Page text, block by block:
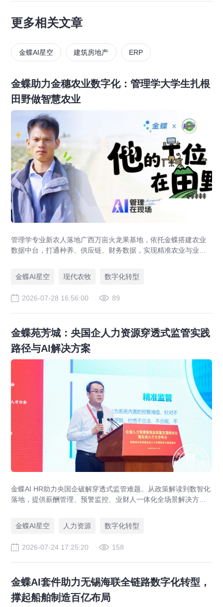
更多相关文章
金蝶AI星空 建筑房地产 ERP
金蝶助力金穗农业数字化：管理学大学生扎根
田野做智慧农业
管理学专业新农人落地广西万亩火龙果基地，依托金蝶搭建农业
数据中台，打通种养、供应链、财务数据，实现精准农业与业财
金蝶AI星空
现代农牧 数字化转型
2026-07-28 16:56:00 89
金蝶苑芳城：央国企人力资源穿透式监管实践
路径与AI解决方案
金蝶AI HR助力央国企破解穿透式监管难题。从政策解读到数智化
落地，提供薪酬管理、预警监控、业财人一体化全场景解决方
金蝶AI星空
人力资源 数字化转型
2026-07-24 17:25:20 158
金蝶AI套件助力无锡海联全链路数字化转型，
撑起船舶制造百亿布局